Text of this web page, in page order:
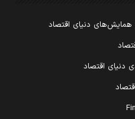
همایش‌های دنیای اقتصاد
دنیای اقتصاد